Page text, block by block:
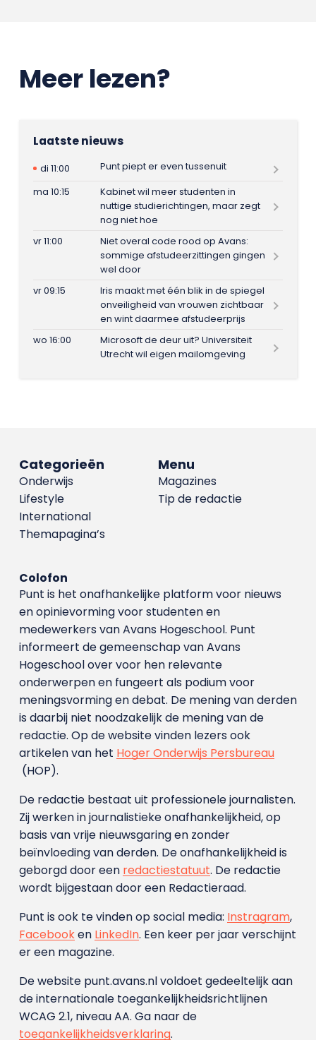
Meer lezen?
Laatste nieuws
di 11:00
Punt piept er even tussenuit
ma 10:15
Kabinet wil meer studenten in
nuttige studierichtingen, maar zegt
nog niet hoe
vr 11:00
Niet overal code rood op Avans:
sommige afstudeerzittingen gingen
wel door
vr 09:15
Iris maakt met één blik in de spiegel
onveiligheid van vrouwen zichtbaar
en wint daarmee afstudeerprijs
wo 16:00
Microsoft de deur uit? Universiteit
Utrecht wil eigen mailomgeving
Menu
Magazines
Tip de redactie
Categorieën
Onderwijs
Lifestyle
International
Themapagina’s
Colofon
Punt is het onafhankelijke platform voor nieuws
en opinievorming voor studenten en
medewerkers van Avans Hoge­school. Punt
informeert de gemeenschap van Avans
Hogeschool over voor hen relevante
onderwerpen en fungeert als podium voor
meningsvorming en debat. De mening van derden
is daarbij niet noodzakelijk de mening van de
redactie. Op de website vinden lezers ook
artikelen van het Hoger Onderwijs Persbureau
(HOP).
De redactie bestaat uit professionele journalisten.
Zij werken in journalistieke onafhankelijkheid, op
basis van vrije nieuwsgaring en zonder
beïnvloeding van derden. De onafhankelijkheid is
geborgd door een redactiestatuut. De redactie
wordt bijgestaan door een Redactieraad.
Punt is ook te vinden op social media: Instragram,
Facebooken LinkedIn. Een keer per jaar verschijnt
er een magazine.
De website punt.avans.nl voldoet gedeeltelijk aan
de internationale toegankelijkheidsrichtlijnen
WCAG 2.1, niveau AA. Ga naar de
toegankelijkheidsverklaring.